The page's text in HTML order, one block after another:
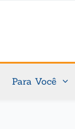
Para Você